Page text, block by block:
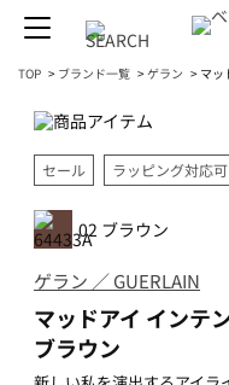
TOP > ブランド一覧 >ゲラン > マッ
セール ラッピング対応可
02 ブラウン
ゲラン ／ GUERLAIN
マッドアイ インテ
ブラウン